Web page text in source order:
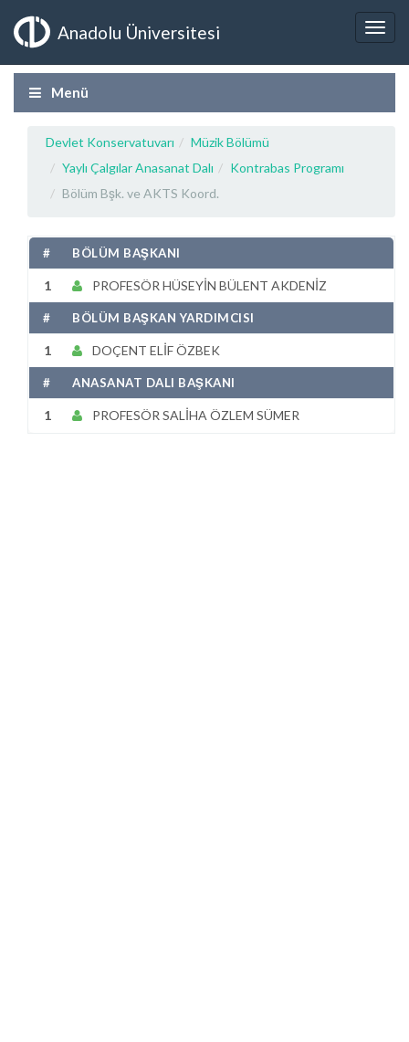
Anadolu Üniversitesi
Menü
Devlet Konservatuvarı
Müzik Bölümü
Yaylı Çalgılar Anasanat Dalı
Kontrabas Programı
Bölüm Bşk. ve AKTS Koord.
# BÖLÜM BAŞKANI
1 PROFESÖR HÜSEYİN BÜLENT AKDENİZ
# BÖLÜM BAŞKAN YARDIMCISI
1 DOÇENT ELİF ÖZBEK
# ANASANAT DALI BAŞKANI
1 PROFESÖR SALİHA ÖZLEM SÜMER